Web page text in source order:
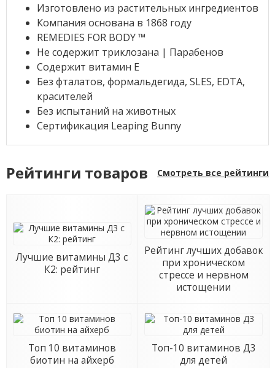
Изготовлено из растительных ингредиентов
Компания основана в 1868 году
REMEDIES FOR BODY ™
Не содержит триклозана | Парабенов
Содержит витамин Е
Без фталатов, формальдегида, SLES, EDTA,
красителей
Без испытаний на животных
Сертификация Leaping Bunny
Рейтинги товаров Смотреть все рейтинги
Лучшие витамины Д3 с
К2: рейтинг
Рейтинг лучших добавок
при хроническом
стрессе и нервном
истощении
Топ 10 витаминов
биотин на айхерб
Топ-10 витаминов Д3
для детей